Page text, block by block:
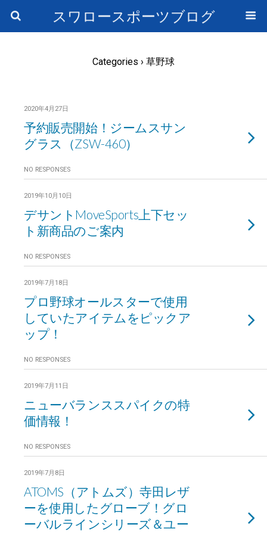
スワロースポーツブログ
Categories › 草野球
2020年4月27日
予約販売開始！ジームスサン
グラス（ZSW-460）
NO RESPONSES
2019年10月10日
デサントMoveSports上下セッ
ト新商品のご案内
NO RESPONSES
2019年7月18日
プロ野球オールスターで使用
していたアイテムをピックア
ップ！
NO RESPONSES
2019年7月11日
ニューバランススパイクの特
価情報！
NO RESPONSES
2019年7月8日
ATOMS（アトムズ）寺田レザ
ーを使用したグローブ！グロ
ーバルラインシリーズ＆ユー